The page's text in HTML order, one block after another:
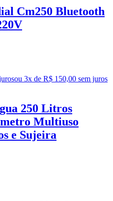
Cm250 Bluetooth
ou 3x de R$ 150,00 sem juros
250 Litros
Multiuso
e Sujeira